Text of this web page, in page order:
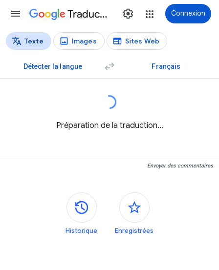
Traduction Connexion
Types de traductions
Texte Images Sites Web
Détecter la langue Français
Préparation de la traduction…
Envoyer des commentaires
Panneaux latéraux
Historique Enregistrées